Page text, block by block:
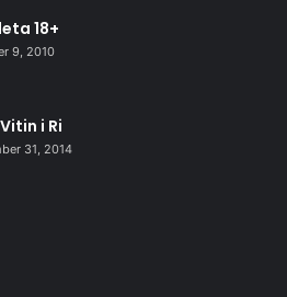
18+
9, 2010
i Ri
31, 2014